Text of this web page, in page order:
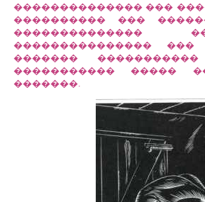
�������������� ���
���������� ���
��������������
���������������
�������
����������� �����
�������.